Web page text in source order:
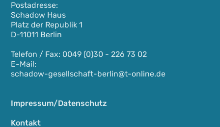
Postadresse:
Schadow Haus
Platz der Republik 1
D-11011 Berlin
Telefon / Fax: 0049 (0)30 - 226 73 02
E-Mail:
schadow-gesellschaft-berlin@t-online.de
Impressum/Datenschutz
Kontakt